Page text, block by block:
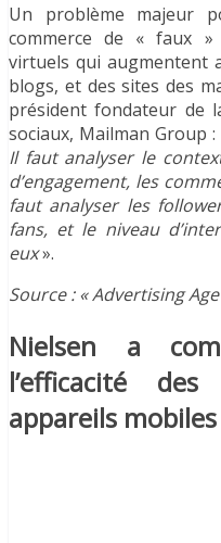
Un problème majeur
commerce de « faux
virtuels qui augmentent
blogs, et des sites des
président fondateur de
sociaux, Mailman Group :
Il faut analyser le
d’engagement, les
faut analyser les
fans, et le niveau
eux».
Source : « Advertising
Nielsen a
l’efficacité
appareils mobiles